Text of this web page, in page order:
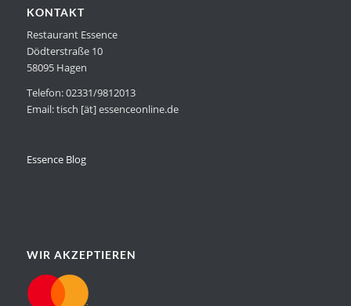
KONTAKT
Restaurant Essence
Dödterstraße 10
58095 Hagen
Telefon: 02331/9812013
Email: tisch [ät] essenceonline.de
Essence Blog
WIR AKZEPTIEREN